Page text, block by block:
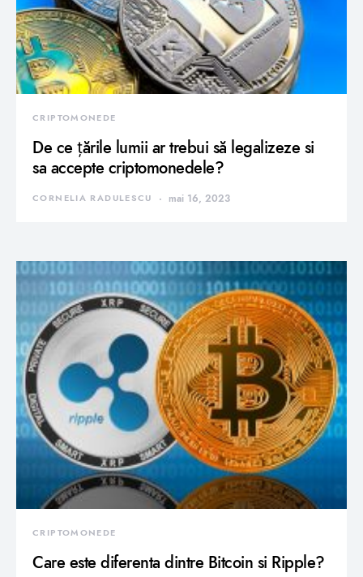
CRIPTOMONEDE
De ce țările lumii ar trebui să legalizeze si
sa accepte criptomonedele?
CORNELIA RADULESCU mai 16, 2023
CRIPTOMONEDE
Care este diferenta dintre Bitcoin si Ripple?